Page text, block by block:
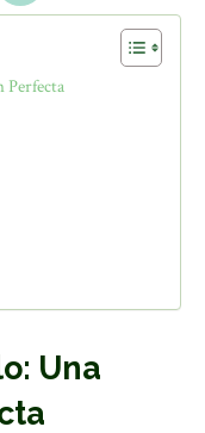
Perfecta
Una